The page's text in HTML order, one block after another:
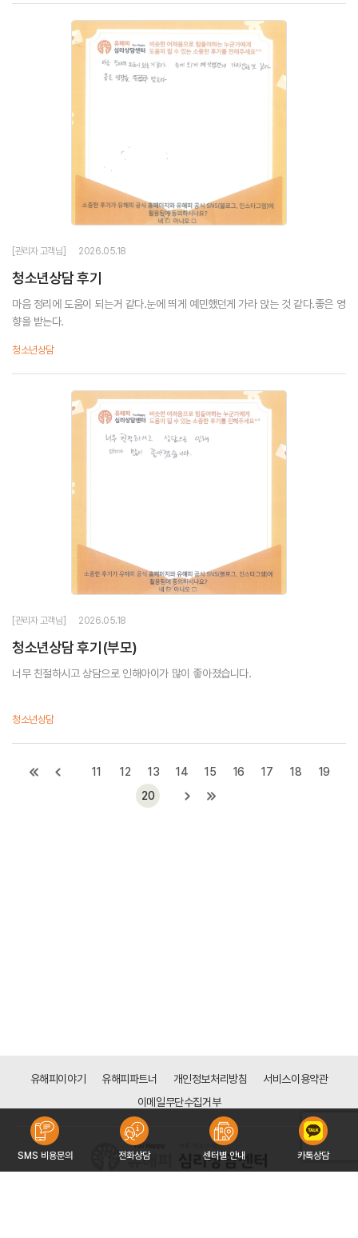
[관리자 고객님] 2026.05.18
청소년상담 후기
마음 정리에 도움이 되는거 같다.눈에 띄게 예민했던게 가라 앉는 것 같다.좋은 영
향을 받는다.
청소년상담
[관리자 고객님] 2026.05.18
청소년상담 후기(부모)
너무 친절하시고 상담으로 인해아이가 많이 좋아졌습니다.
청소년상담
11 12 13 14 15 16 17 18
19
20
유해피이야기 유해피파트너 개인정보처리방침
서비스이용약관
이메일무단수집거부
SMS 비용문의 전화상담 센터별 안내 카톡상담